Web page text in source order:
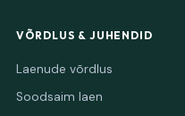
VÕRDLUS & JUHENDID
Laenude võrdlus
Soodsaim laen